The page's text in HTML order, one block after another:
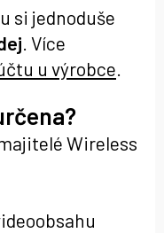
si jednoduše
. Více
u výrobce.
Wireless